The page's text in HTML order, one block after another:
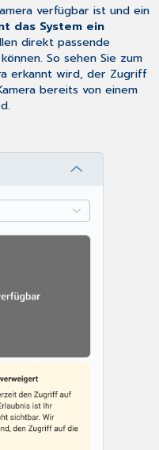
verfügbar ist und ein
das System ein
direkt passende
So sehen Sie zum
erkannt wird, der Zugriff
bereits von einem